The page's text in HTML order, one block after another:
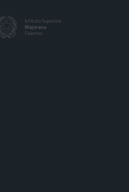
Istituto Superiore
Majorana
Palermo